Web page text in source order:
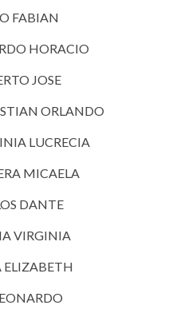
FABIAN
HORACIO
JOSE
ORLANDO
LUCRECIA
MICAELA
DANTE
VIRGINIA
ELIZABETH